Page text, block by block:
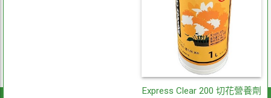
Express Clear 200 切花營養劑